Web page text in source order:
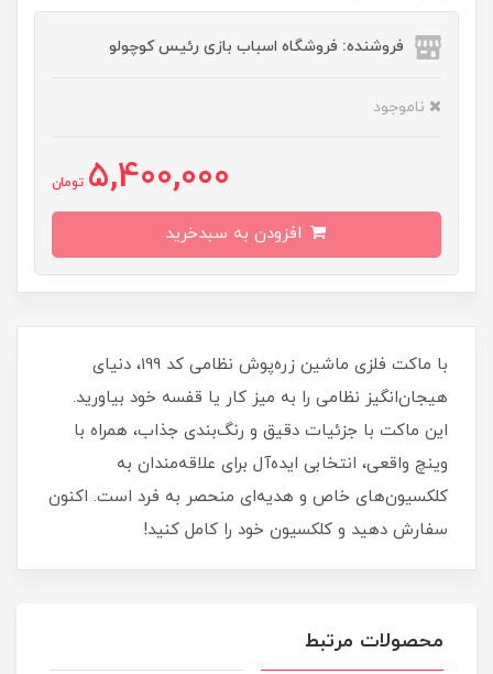
فروشنده: فروشگاه اسباب بازی رئیس کوچولو
ناموجود
5,400,000 تومان
با ماکت فلزی ماشین زره‌پوش نظامی کد 199، دنیای
هیجان‌انگیز نظامی را به میز کار یا قفسه خود بیاورید.
این ماکت با جزئیات دقیق و رنگ‌بندی جذاب، همراه با
وینچ واقعی، انتخابی ایده‌آل برای علاقه‌مندان به
کلکسیون‌های خاص و هدیه‌ای منحصر به فرد است. اکنون
سفارش دهید و کلکسیون خود را کامل کنید!
محصولات مرتبط